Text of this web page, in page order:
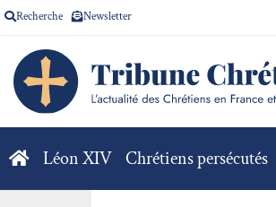
Recherche Newsletter
Léon XIV Chrétiens persécutés